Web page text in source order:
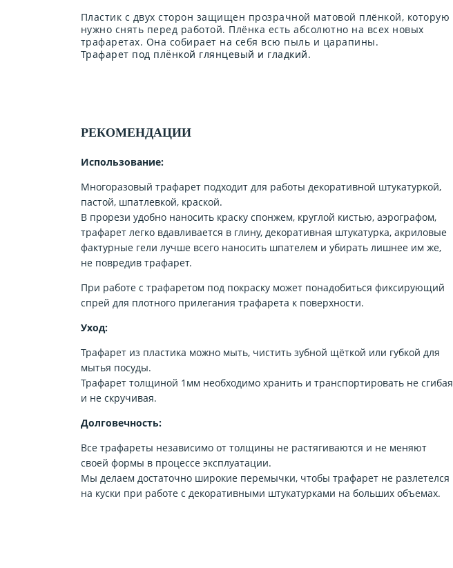
Пластик с двух сторон защищен прозрачной матовой плёнкой, которую
нужно снять перед работой. Плёнка есть абсолютно на всех новых
трафаретах. Она собирает на себя всю пыль и царапины.
Трафарет под плёнкой глянцевый и гладкий.
РЕКОМЕНДАЦИИ
Использование:
Многоразовый трафарет подходит для работы декоративной штукатуркой,
пастой, шпатлевкой, краской.
В прорези удобно наносить краску спонжем, круглой кистью, аэрографом,
трафарет легко вдавливается в глину, декоративная штукатурка, акриловые
фактурные гели лучше всего наносить шпателем и убирать лишнее им же,
не повредив трафарет.
При работе с трафаретом под покраску может понадобиться фиксирующий
спрей для плотного прилегания трафарета к поверхности.
Уход:
Трафарет из пластика можно мыть, чистить зубной щёткой или губкой для
мытья посуды.
Трафарет толщиной 1мм необходимо хранить и транспортировать не сгибая
и не скручивая.
Долговечность:
Все трафареты независимо от толщины не растягиваются и не меняют
своей формы в процессе эксплуатации.
Мы делаем достаточно широкие перемычки, чтобы трафарет не разлетелся
на куски при работе с декоративными штукатурками на больших объемах.